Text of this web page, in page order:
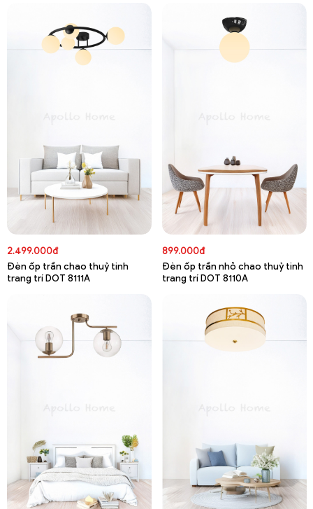
2.499.000đ
Đèn ốp trần chao thuỷ tinh
trang trí DOT 8111A
899.000đ
Đèn ốp trần nhỏ chao thuỷ tinh
trang trí DOT 8110A